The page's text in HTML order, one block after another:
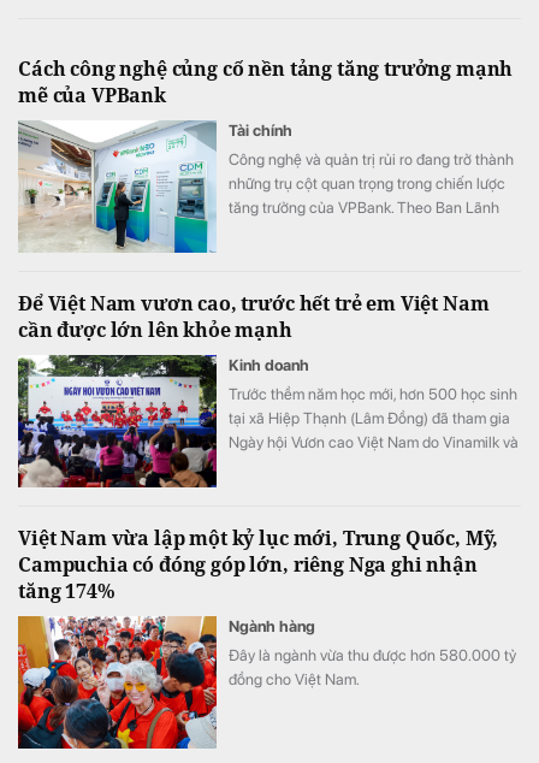
Cách công nghệ củng cố nền tảng tăng trưởng mạnh
mẽ của VPBank
Tài chính
Công nghệ và quản trị rủi ro đang trở thành
những trụ cột quan trọng trong chiến lược
tăng trưởng của VPBank. Theo Ban Lãnh
nhưng vẫn duy trì chất lượng.
Để Việt Nam vươn cao, trước hết trẻ em Việt Nam
cần được lớn lên khỏe mạnh
Kinh doanh
Trước thềm năm học mới, hơn 500 học sinh
tại xã Hiệp Thạnh (Lâm Đồng) đã tham gia
Ngày hội Vươn cao Việt Nam do Vinamilk và
Việt Nam vừa lập một kỷ lục mới, Trung Quốc, Mỹ,
Campuchia có đóng góp lớn, riêng Nga ghi nhận
tăng 174%
Ngành hàng
Đây là ngành vừa thu được hơn 580.000 tỷ
đồng cho Việt Nam.